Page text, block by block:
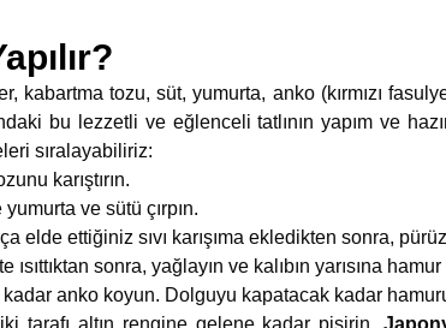
kabartma tozu, süt, yumurta, anko (kırmızı
bu lezzetli ve eğlenceli tatlının yapım ve
sıralayabiliriz:
karıştırın.
ve sütü çırpın.
elde ettiğiniz sıvı karışıma ekledikten sonra,
ısıttıktan sonra, yağlayın ve kalıbın yarısına
kadar anko koyun. Dolguyu kapatacak kadar
iki tarafı altın rengine gelene kadar pişirin.